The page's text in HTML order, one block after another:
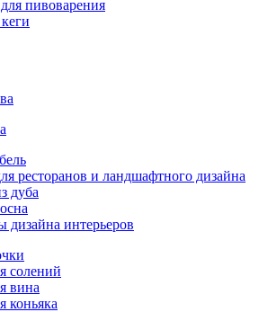
пивоварения
ресторанов и ландшафтного дизайна
дуба
дизайна интерьеров
солений
вина
коньяка